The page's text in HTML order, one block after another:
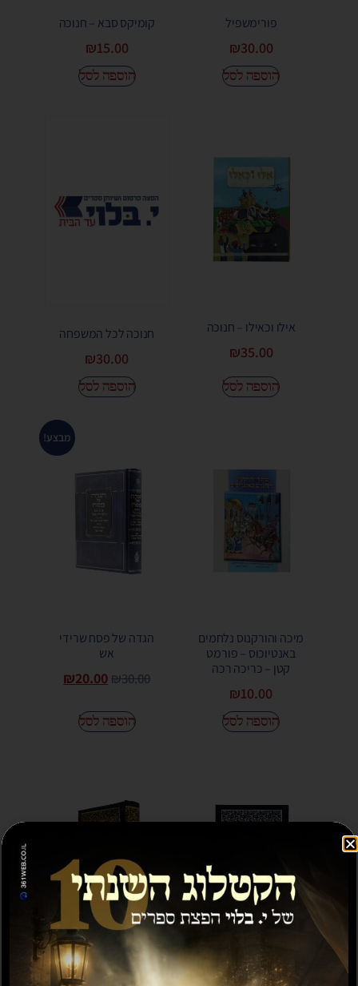
פורימשפיל
₪30.00
הוספה לסל
קומיקס סבא – חנוכה
₪15.00
הוספה לסל
אילו וכאילו – חנוכה
₪35.00
הוספה לסל
חנוכה לכל המשפחה
₪30.00
הוספה לסל
מיכה והורקנוס נלחמים
באנטיוכוס – פורמט
קטן – כריכה רכה
₪10.00
הוספה לסל
מבצע!
הגדה של פסח שרידי
אש
₪30.00
₪20.00
הוספה לסל
סליחות סלחתי כדברך
סליחות סלחתי כדברך